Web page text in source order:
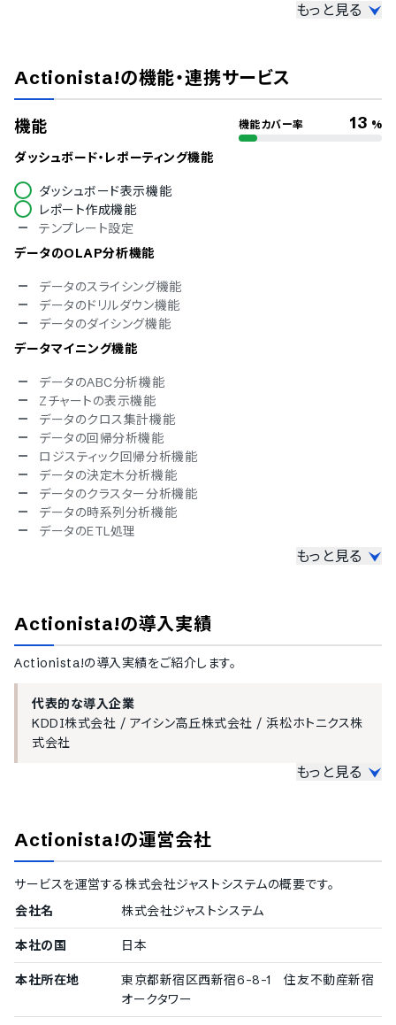
冗長化
通信の暗号化
IP制限
二要素認証・二段階認証
シングルサインオン
対応言語
中国語
デンマーク語
オランダ語
フィンランド語
フランス語
ドイツ語
イタリア語
ノルウェー語
ポルトガル語
ロシア語
スペイン語
スウェーデン語
タイ語
アラビア語
インドネシア語
ブルガリア語
ポーランド語
ベトナム語
もっと見る
Actionista!の機能・連携サービス
機能 機能カバー率 13 %
ダッシュボード・レポーティング機能
ダッシュボード表示機能
レポート作成機能
テンプレート設定
データのOLAP分析機能
データのスライシング機能
データのドリルダウン機能
データのダイシング機能
データマイニング機能
データのABC分析機能
Zチャートの表示機能
データのクロス集計機能
データの回帰分析機能
ロジスティック回帰分析機能
データの決定木分析機能
データのクラスター分析機能
データの時系列分析機能
データのETL処理
スプレッドシート対応
PDF対応
Word対応
メール連携機能
グループウェア連携機能
ブラウザ上での閲覧機能
もっと見る
Actionista!の導入実績
Actionista!の導入実績をご紹介します。
代表的な導入企業
KDDI株式会社 /アイシン高丘株式会社 /浜松ホトニクス株
式会社
1000名以上
KDDI株式会社/株式会社ソシエ・ワールド/アイシン高丘株
式会社/浜松ホトニクス株式会社
500〜999名
鳥居薬品株式会社/日本電子材料株式会社
300〜499名
むさし証券株式会社/SDエンターテイメント株式会社/株
式会社豊通シスコム
もっと見る
Actionista!の運営会社
サービスを運営する株式会社ジャストシステムの概要です。
会社名
株式会社ジャストシステム
本社の国 日本
本社所在地
東京都新宿区西新宿6-8-1 住友不動産新宿
オークタワー